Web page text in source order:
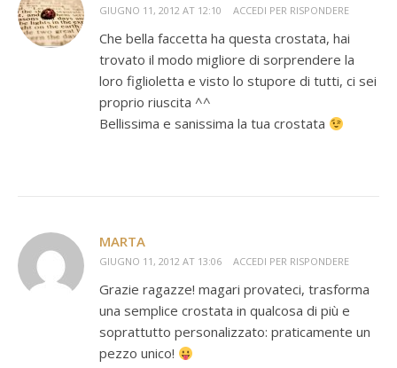
GIUGNO 11, 2012 AT 12:10 ACCEDI PER RISPONDERE
Che bella faccetta ha questa crostata, hai
trovato il modo migliore di sorprendere la
loro figlioletta e visto lo stupore di tutti, ci sei
proprio riuscita ^^
Bellissima e sanissima la tua crostata
MARTA
GIUGNO 11, 2012 AT 13:06 ACCEDI PER RISPONDERE
Grazie ragazze! magari provateci, trasforma
una semplice crostata in qualcosa di più e
soprattutto personalizzato: praticamente un
pezzo unico!